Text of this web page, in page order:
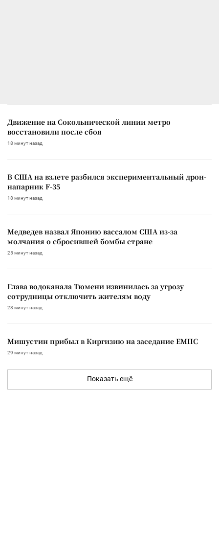
Движение на Сокольнической линии метро
восстановили после сбоя
18 минут назад
В США на взлете разбился экспериментальный дрон-
напарник F-35
18 минут назад
Медведев назвал Японию вассалом США из-за
молчания о сбросившей бомбы стране
25 минут назад
Глава водоканала Тюмени извинилась за угрозу
сотрудницы отключить жителям воду
28 минут назад
Мишустин прибыл в Киргизию на заседание ЕМПС
29 минут назад
Показать ещё